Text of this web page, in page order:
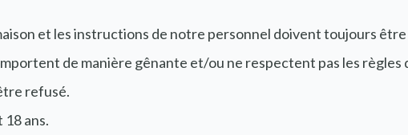
et les instructions de notre personnel doivent toujours
de manière gênante et/ou ne respectent pas les règles
refusé.
18 ans.